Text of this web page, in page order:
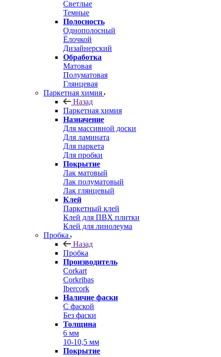
Светлые
Темные
Полосность
Однополосный
Ёлочкой
Дизайнерский
Обработка
Матовая
Полуматовая
Глянцевая
Паркетная химия
Назад
Паркетная химия
Назначение
Для массивной доски
Для ламината
Для паркета
Для пробки
Покрытие
Лак матовый
Лак полуматовый
Лак глянцевый
Клей
Паркетный клей
Клей для ПВХ плитки
Клей для линолеума
Пробка
Назад
Пробка
Производитель
Corkart
Corkribas
Ibercork
Наличие фаски
С фаской
Без фаски
Толщина
6 мм
10-10,5 мм
Покрытие